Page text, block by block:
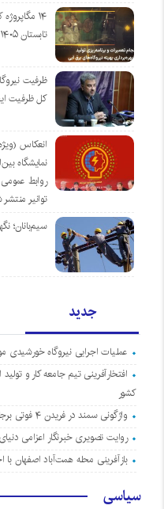
۱۴
تابستان ۱۴۰۵
ظرفیت
کل ظرفیت
انعکاس
نمایشگاه
روابط
توانیر
سیم‌بانان؛
جدید
عملیات اجرایی نیروگاه
افتخارآفرینی تیم جامعه کار و
کشور
واژگونی سمند در فریدن ۴ فوتی برجا گذاشت/ خواب‌آلودگی راننده حادثه‌ساز شد
روایت تصویری خبرنگار اعزامی
بازآفرینی محله همت‌آباد اصفهان با احداث ۱۳۰ واحد مسکونی
سیاسی